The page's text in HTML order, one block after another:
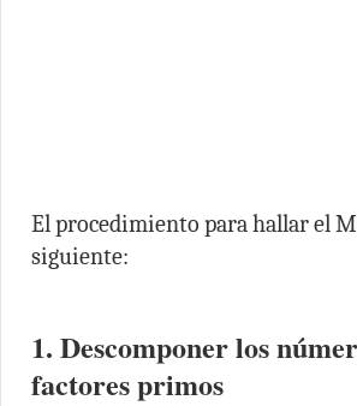
El procedimiento para hallar el
siguiente:
1. Descomponer los
factores primos